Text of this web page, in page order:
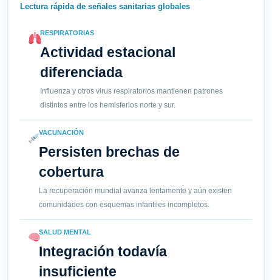
Lectura rápida de señales sanitarias globales
RESPIRATORIAS
Actividad estacional
diferenciada
Influenza y otros virus respiratorios mantienen patrones
distintos entre los hemisferios norte y sur.
VACUNACIÓN
Persisten brechas de
cobertura
La recuperación mundial avanza lentamente y aún existen
comunidades con esquemas infantiles incompletos.
SALUD MENTAL
Integración todavía
insuficiente